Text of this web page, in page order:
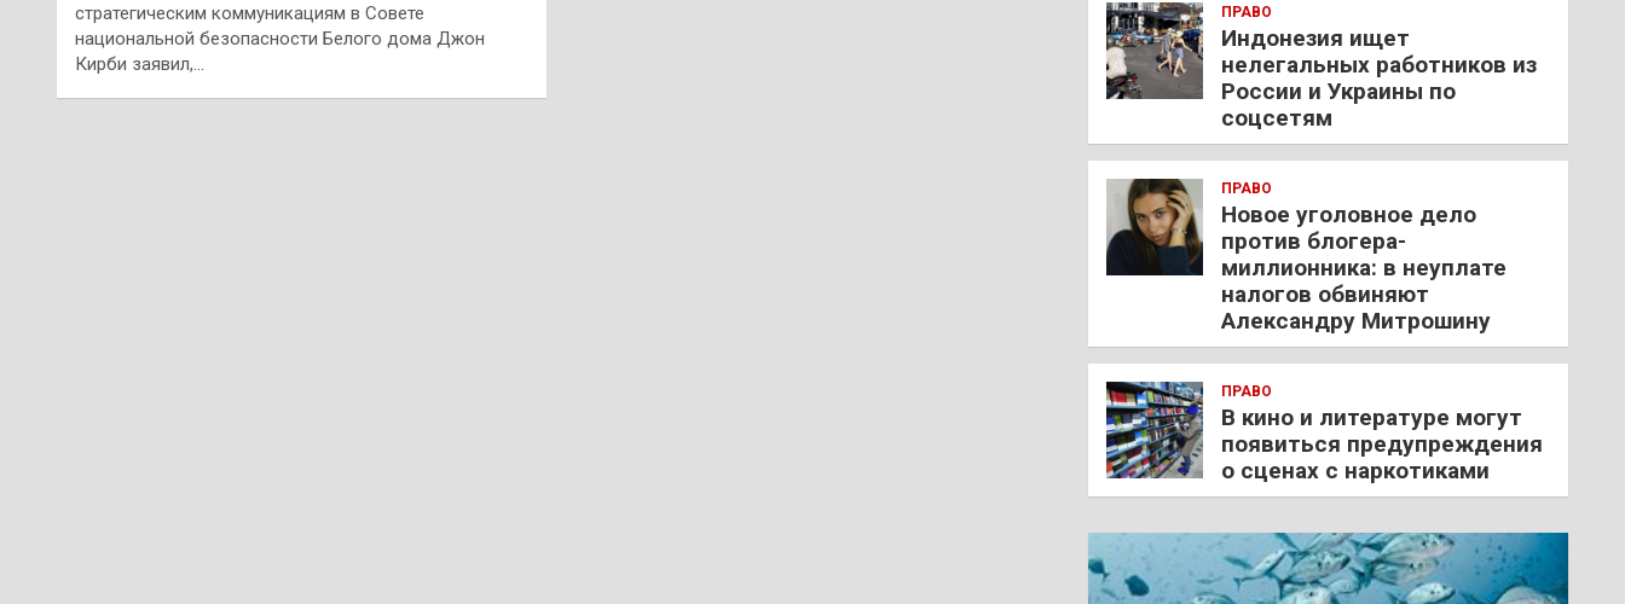
стратегическим коммуникациям в Совете
национальной безопасности Белого дома Джон
Кирби заявил,…
ПРАВО
Индонезия ищет
нелегальных работников из
России и Украины по
соцсетям
ПРАВО
Новое уголовное дело
против блогера-
миллионника: в неуплате
налогов обвиняют
Александру Митрошину
ПРАВО
В кино и литературе могут
появиться предупреждения
о сценах с наркотиками